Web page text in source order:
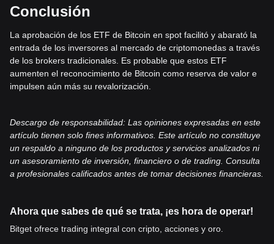
Conclusión
La aprobación de los ETF de Bitcoin en spot facilitó y abarató la
entrada de los inversores al mercado de criptomonedas a través
de los brokers tradicionales. Es probable que estos ETF
aumenten el reconocimiento de Bitcoin como reserva de valor e
impulsen aún más su revalorización.
Descargo de responsabilidad: Las opiniones expresadas en este
artículo tienen solo fines informativos. Este artículo no constituye
un respaldo a ninguno de los productos y servicios analizados ni
un asesoramiento de inversión, financiero o de trading. Consulta
a profesionales calificados antes de tomar decisiones financieras.
Ahora que sabes de qué se trata, ¡es hora de operar!
Bitget ofrece trading integral con cripto, acciones y oro.